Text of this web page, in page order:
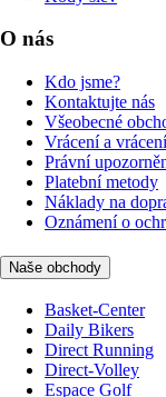
O nás
Kdo jsme?
Kontaktujte nás
Všeobecné
Vrácení a
Právní
Platební metody
Náklady na
Oznámení o
Naše obchody
Basket-Center
Daily Bikers
Direct Running
Direct-Volley
Espace Golf